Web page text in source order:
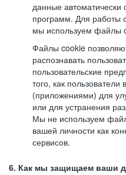
данные
программ. Для работы
мы используем файлы
Файлы cookie
распознавать
пользовательские
того, как
(приложениями) для
или для устранения
Мы не используем
вашей личности как
сервисов.
6. Как мы защищаем ваши